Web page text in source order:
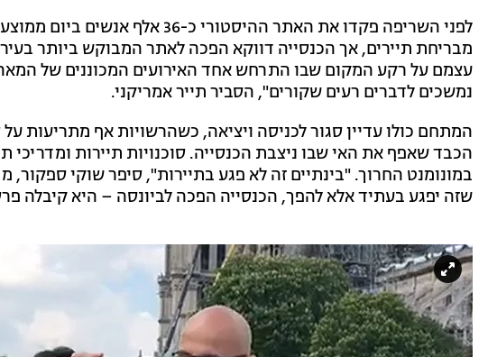
לפני השריפה פקדו את האתר ההיסטורי
מבריחת תיירים, אך הכנסייה דווקא הפכה לאתר המבוקש ביותר
נמשכים לדברים רעים שקורים", הסביר תייר אמריקני.
המתחם כולו עדיין סגור לכניסה ויציאה, כשהרשויות אף
הכבד שאפף את האי שבו ניצבת הכנסייה. סוכנויות תיירות ומדריכי
במונומנט החרוך. "בינתיים זה לא פגע בתיירות", סיפר שוקי ספקור,
שזה יפגע בעתיד אלא להפך, הכנסייה הפכה לביונסה – היא קיבלה